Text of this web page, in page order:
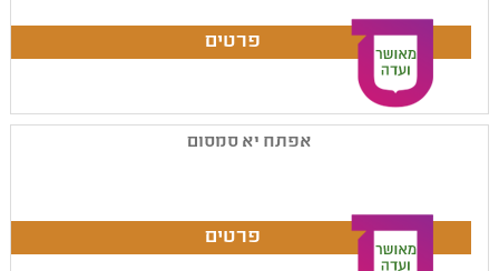
אפתח יא סמסום